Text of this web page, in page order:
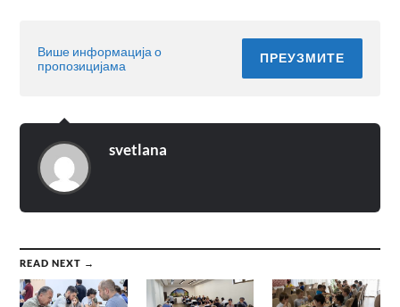
Више информација о
пропозицијама
ПРЕУЗМИТЕ
svetlana
READ NEXT →